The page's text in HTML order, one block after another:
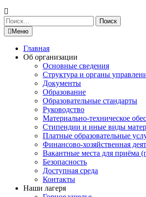
Найти:
Меню
Главная
Об организации
Основные сведения
Структура и органы
Документы
Образование
Образовательные стандарты
Руководство
Материально-техническое
Стипендии и иные виды
Платные образовательные
Финансово-хозяйственная
Вакантные места для приёма
Безопасность
Доступная среда
Контакты
Наши лагеря